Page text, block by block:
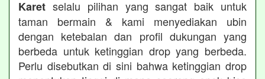
Karet selalu pilihan yang sangat baik untuk
taman bermain & kami menyediakan ubin
dengan ketebalan dan profil dukungan yang
berbeda untuk ketinggian drop yang berbeda.
Perlu disebutkan di sini bahwa ketinggian drop